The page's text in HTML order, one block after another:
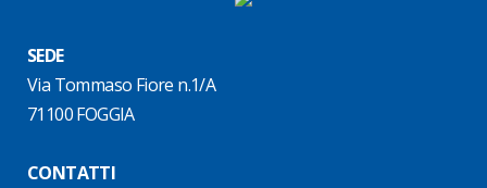
SEDE
Via Tommaso Fiore n.1/A
71100 FOGGIA
CONTATTI